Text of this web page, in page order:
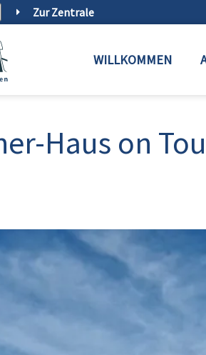
Zur Zentrale
WILLKOMMEN
Haus on